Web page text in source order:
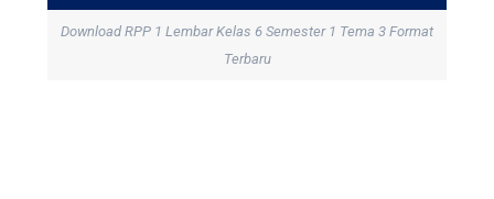
Download RPP 1 Lembar Kelas 6 Semester 1 Tema 3 Format
Terbaru